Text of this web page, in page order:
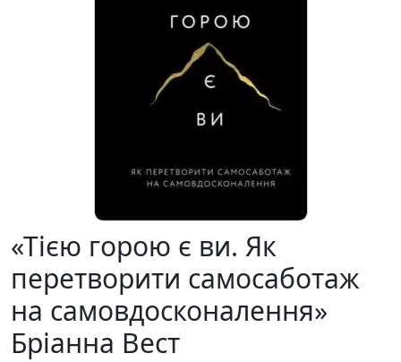
«Тією горою є ви. Як
перетворити самосаботаж
на самовдосконалення»
Бріанна Вест